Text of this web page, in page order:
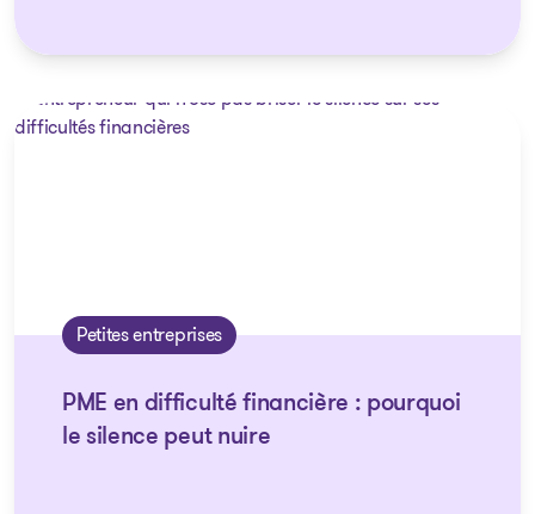
Petites entreprises
PME en difficulté financière : pourquoi
le silence peut nuire